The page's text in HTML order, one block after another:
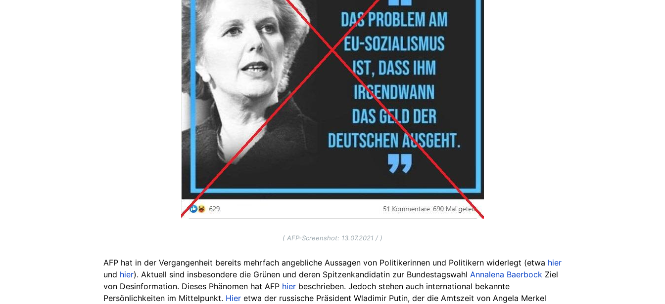
( AFP-Screenshot: 13.07.2021 / )
AFP hat in der Vergangenheit bereits mehrfach angebliche Aussagen von Politikerinnen und Politikern widerlegt (etwa hier
und hier). Aktuell sind insbesondere die Grünen und deren Spitzenkandidatin zur Bundestagswahl Annalena Baerbock Ziel
von Desinformation. Dieses Phänomen hat AFP hier beschrieben. Jedoch stehen auch international bekannte
Persönlichkeiten im Mittelpunkt. Hier etwa der russische Präsident Wladimir Putin, der die Amtszeit von Angela Merkel